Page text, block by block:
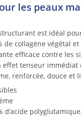
les peaux
est idéal
collagène végétal et
efficace contre les
effet tenseur immédiat
renforcée, douce et
d’acide